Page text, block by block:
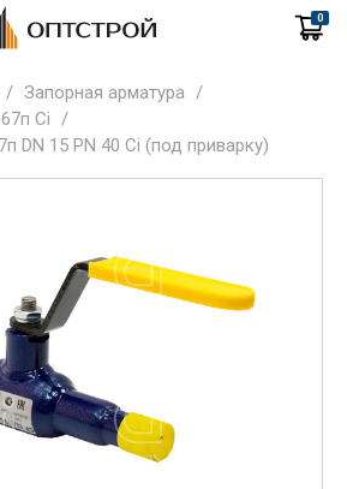
0
/ Запорная арматура /
Ci /
DN 15 PN 40 Ci (под приварку)